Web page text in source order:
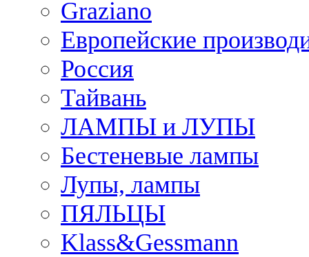
Graziano
Европейские
Россия
Тайвань
ЛАМПЫ и ЛУПЫ
Бестеневые лампы
Лупы, лампы
ПЯЛЬЦЫ
Klass&Gessmann